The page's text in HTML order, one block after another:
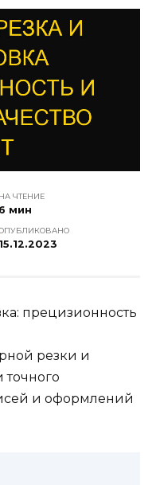
НА ЧТЕНИЕ
6 мин
15.12.2023
прецизионность
резки и
точного
и оформлений